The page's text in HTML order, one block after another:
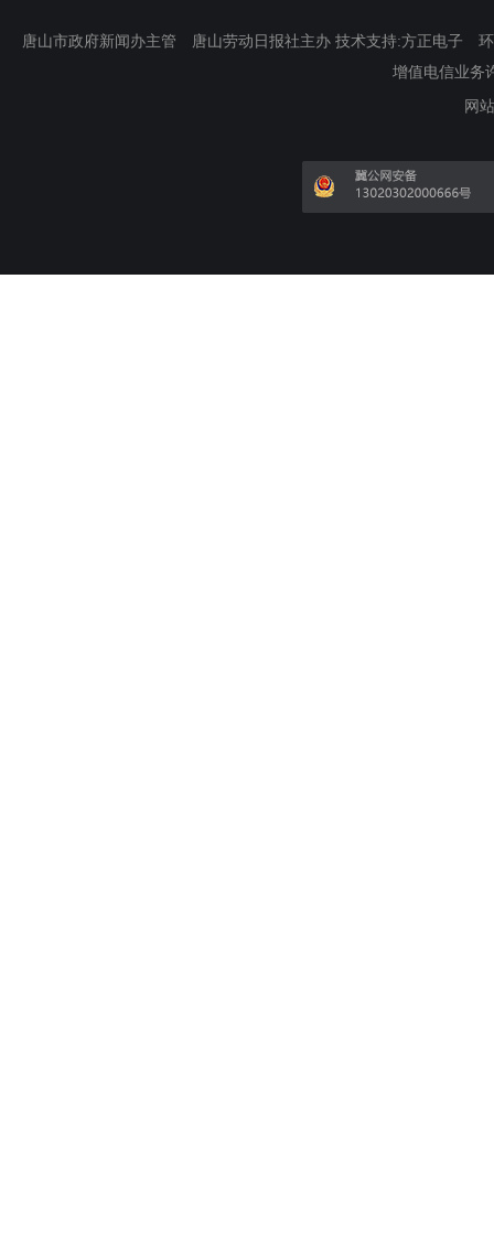
唐山市政府新闻办主管 唐山劳动日报社主办 技术支持:方正电子
增值电信业务
网